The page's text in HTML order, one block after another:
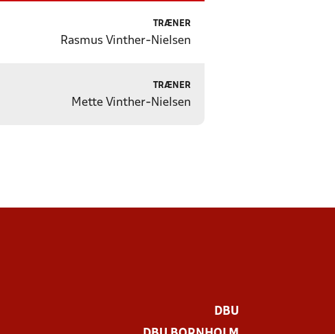
TRÆNER
Rasmus Vinther-Nielsen
TRÆNER
Mette Vinther-Nielsen
DBU